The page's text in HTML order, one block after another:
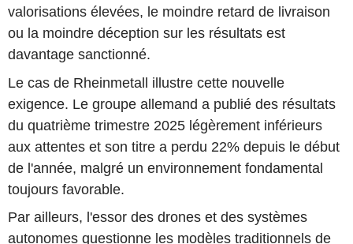
valorisations élevées, le moindre retard de livraison
ou la moindre déception sur les résultats est
davantage sanctionné.
Le cas de Rheinmetall illustre cette nouvelle
exigence. Le groupe allemand a publié des résultats
du quatrième trimestre 2025 légèrement inférieurs
aux attentes et son titre a perdu 22% depuis le début
de l'année, malgré un environnement fondamental
toujours favorable.
Par ailleurs, l'essor des drones et des systèmes
autonomes questionne les modèles traditionnels de